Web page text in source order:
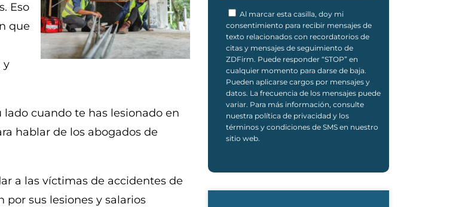
Eso
que
y
cuando te has lesionado en
hablar de los abogados de
a las víctimas de accidentes de
sus lesiones y salarios
Al marcar esta casilla, doy mi
consentimiento para recibir mensajes de
texto relacionados con recordatorios de
citas y mensajes de seguimiento de
ZDFirm. Puede responder “STOP” en
cualquier momento para darse de baja.
Pueden aplicarse cargos por mensajes y
datos. La frecuencia de los mensajes puede
variar. Para más información, consulte
nuestra política de privacidad y los
términos y condiciones de SMS en nuestro
sitio web.